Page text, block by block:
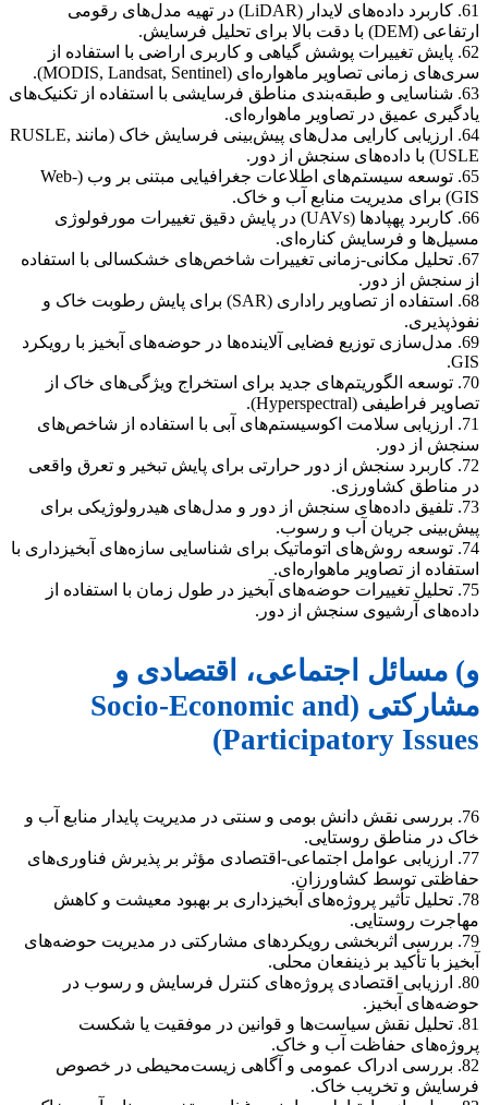
61. کاربرد داده‌های لایدار (LiDAR) در تهیه مدل‌های رقومی
ارتفاعی (DEM) با دقت بالا برای تحلیل فرسایش.
62. پایش تغییرات پوشش گیاهی و کاربری اراضی با استفاده از
سری‌های زمانی تصاویر ماهواره‌ای (MODIS, Landsat, Sentinel).
63. شناسایی و طبقه‌بندی مناطق فرسایشی با استفاده از تکنیک‌های
یادگیری عمیق در تصاویر ماهواره‌ای.
64. ارزیابی کارایی مدل‌های پیش‌بینی فرسایش خاک (مانند RUSLE,
USLE) با داده‌های سنجش از دور.
65. توسعه سیستم‌های اطلاعات جغرافیایی مبتنی بر وب (Web-
GIS) برای مدیریت منابع آب و خاک.
66. کاربرد پهپادها (UAVs) در پایش دقیق تغییرات مورفولوژی
مسیل‌ها و فرسایش کناره‌ای.
67. تحلیل مکانی-زمانی تغییرات شاخص‌های خشکسالی با استفاده
از سنجش از دور.
68. استفاده از تصاویر راداری (SAR) برای پایش رطوبت خاک و
نفوذپذیری.
69. مدل‌سازی توزیع فضایی آلاینده‌ها در حوضه‌های آبخیز با رویکرد
GIS.
70. توسعه الگوریتم‌های جدید برای استخراج ویژگی‌های خاک از
تصاویر فراطیفی (Hyperspectral).
71. ارزیابی سلامت اکوسیستم‌های آبی با استفاده از شاخص‌های
سنجش از دور.
72. کاربرد سنجش از دور حرارتی برای پایش تبخیر و تعرق واقعی
در مناطق کشاورزی.
73. تلفیق داده‌های سنجش از دور و مدل‌های هیدرولوژیکی برای
پیش‌بینی جریان آب و رسوب.
74. توسعه روش‌های اتوماتیک برای شناسایی سازه‌های آبخیزداری با
استفاده از تصاویر ماهواره‌ای.
75. تحلیل تغییرات حوضه‌های آبخیز در طول زمان با استفاده از
داده‌های آرشیوی سنجش از دور.
و) مسائل اجتماعی، اقتصادی و
مشارکتی (Socio-Economic and
Participatory Issues)
76. بررسی نقش دانش بومی و سنتی در مدیریت پایدار منابع آب و
خاک در مناطق روستایی.
77. ارزیابی عوامل اجتماعی-اقتصادی مؤثر بر پذیرش فناوری‌های
حفاظتی توسط کشاورزان.
78. تحلیل تأثیر پروژه‌های آبخیزداری بر بهبود معیشت و کاهش
مهاجرت روستایی.
79. بررسی اثربخشی رویکردهای مشارکتی در مدیریت حوضه‌های
آبخیز با تأکید بر ذینفعان محلی.
80. ارزیابی اقتصادی پروژه‌های کنترل فرسایش و رسوب در
حوضه‌های آبخیز.
81. تحلیل نقش سیاست‌ها و قوانین در موفقیت یا شکست
پروژه‌های حفاظت آب و خاک.
82. بررسی ادراک عمومی و آگاهی زیست‌محیطی در خصوص
فرسایش و تخریب خاک.